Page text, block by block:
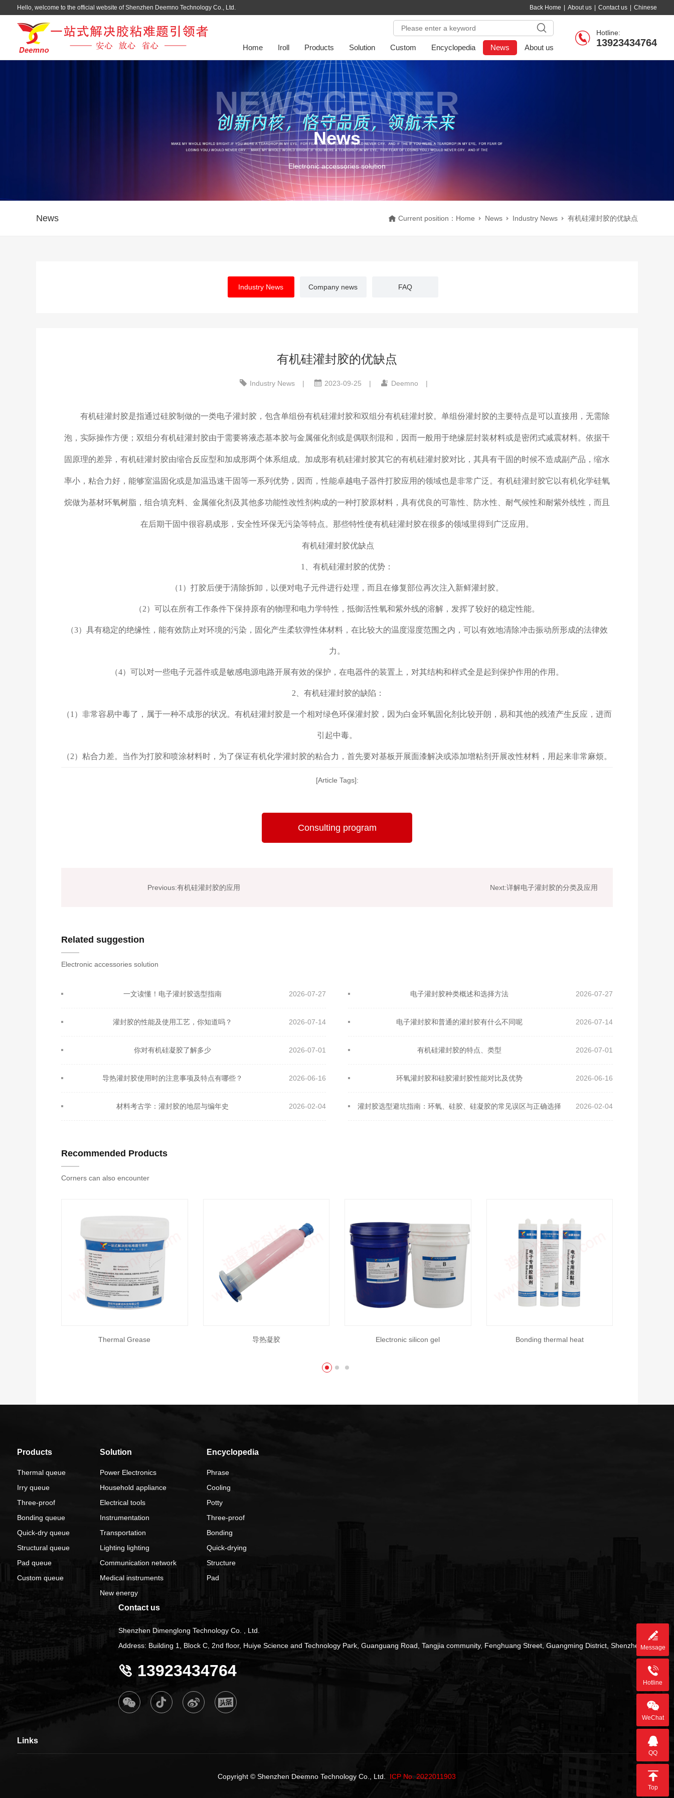
Hello, welcome to the official website of Shenzhen Deemno Technology Co., Ltd. Back Home About us Contact us Chinese
Hotline:
13923434764
Home Iroll Products Solution Custom Encyclopedia News About us
NEWS CENTER
News
Electronic accessories solution
News Current position： Home News Industry News 有机硅灌封胶的优缺点
Industry News Company news FAQ
有机硅灌封胶的优缺点
Industry News | 2023-09-25 | Deemno |
有机硅灌封胶是指通过硅胶制做的一类电子灌封胶，包含单组份有机硅灌封胶和双组分有机硅灌封胶。单组份灌封胶的主要特点是可以直接用，无需除
泡，实际操作方便；双组分有机硅灌封胶由于需要将液态基本胶与金属催化剂或是偶联剂混和，因而一般用于绝缘层封装材料或是密闭式减震材料。依据干
固原理的差异，有机硅灌封胶由缩合反应型和加成形两个体系组成。加成形有机硅灌封胶其它的有机硅灌封胶对比，其具有干固的时候不造成副产品，缩水
率小，粘合力好，能够室温固化或是加温迅速干固等一系列优势，因而，性能卓越电子器件打胶应用的领域也是非常广泛。有机硅灌封胶它以有机化学硅氧
烷做为基材环氧树脂，组合填充料、金属催化剂及其他多功能性改性剂构成的一种打胶原材料，具有优良的可靠性、防水性、耐气候性和耐紫外线性，而且
在后期干固中很容易成形，安全性环保无污染等特点。那些特性使有机硅灌封胶在很多的领域里得到广泛应用。
有机硅灌封胶优缺点
1、有机硅灌封胶的优势：
（1）打胶后便于清除拆卸，以便对电子元件进行处理，而且在修复部位再次注入新鲜灌封胶。
（2）可以在所有工作条件下保持原有的物理和电力学特性，抵御活性氧和紫外线的溶解，发挥了较好的稳定性能。
（3）具有稳定的绝缘性，能有效防止对环境的污染，固化产生柔软弹性体材料，在比较大的温度湿度范围之内，可以有效地清除冲击振动所形成的法律效
力。
（4）可以对一些电子元器件或是敏感电源电路开展有效的保护，在电器件的装置上，对其结构和样式全是起到保护作用的作用。
2、有机硅灌封胶的缺陷：
（1）非常容易中毒了，属于一种不成形的状况。有机硅灌封胶是一个相对绿色环保灌封胶，因为白金环氧固化剂比较开朗，易和其他的残渣产生反应，进而
引起中毒。
（2）粘合力差。当作为打胶和喷涂材料时，为了保证有机化学灌封胶的粘合力，首先要对基板开展面漆解决或添加增粘剂开展改性材料，用起来非常麻烦。
[Article Tags]:
Consulting program
Previous:有机硅灌封胶的应用 Next:详解电子灌封胶的分类及应用
Related suggestion
Electronic accessories solution
2026-07-27
一文读懂！电子灌封胶选型指南 2026-07-27
电子灌封胶种类概述和选择方法
2026-07-14
灌封胶的性能及使用工艺，你知道吗？ 2026-07-14
电子灌封胶和普通的灌封胶有什么不同呢
2026-07-01
你对有机硅凝胶了解多少 2026-07-01
有机硅灌封胶的特点、类型
2026-06-16
导热灌封胶使用时的注意事项及特点有哪些？ 2026-06-16
环氧灌封胶和硅胶灌封胶性能对比及优势
2026-02-04
材料考古学：灌封胶的地层与编年史 2026-02-04
灌封胶选型避坑指南：环氧、硅胶、硅凝胶的常见误区与正确选择
Recommended Products
Corners can also encounter
Thermal Grease 导热凝胶 Electronic silicon gel Bonding thermal heat
Products
Thermal queue
Irry queue
Three-proof
Bonding queue
Quick-dry queue
Structural queue
Pad queue
Custom queue
Solution
Power Electronics
Household appliance
Electrical tools
Instrumentation
Transportation
Lighting lighting
Communication network
Medical instruments
New energy
Encyclopedia
Phrase
Cooling
Potty
Three-proof
Bonding
Quick-drying
Structure
Pad
Contact us
Shenzhen Dimenglong Technology Co. , Ltd.
Address: Building 1, Block C, 2nd floor, Huiye Science and Technology Park, Guanguang Road, Tangjia community, Fenghuang Street, Guangming District, Shenzhen City
13923434764
Links
Copyright © Shenzhen Deemno Technology Co., Ltd. ICP No. 2022011903
Message
Hotline
WeChat
QQ
Top